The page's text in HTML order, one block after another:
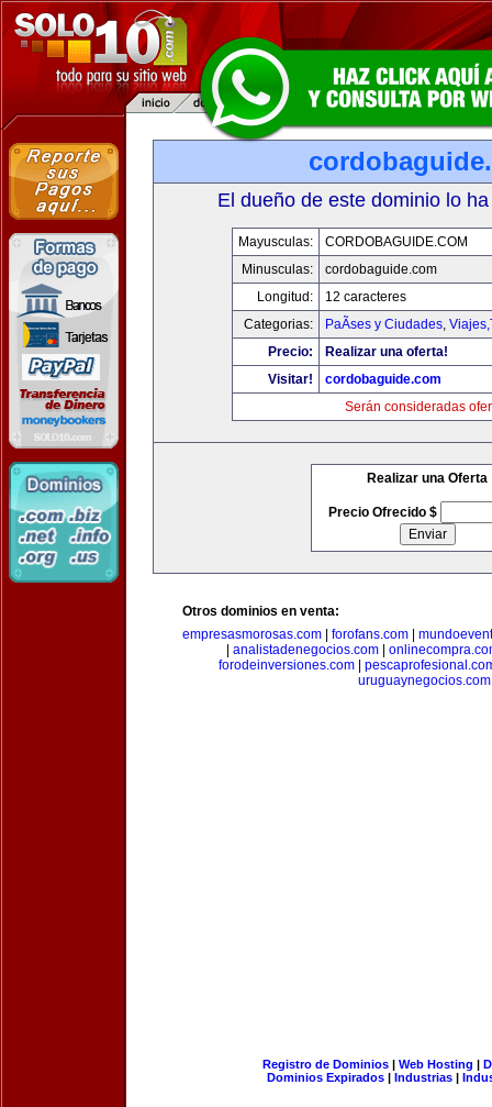
El dueño de este dominio lo
Mayusculas:
CORDOBAGUIDE.COM
Minusculas:
cordobaguide.com
Longitud:
12 caracteres
Categorias:
PaÃ­ses y Ciudades,
Precio:
Realizar una oferta!
Visitar!
cordobaguide.com
Serán consideradas
Realizar una Oferta
Precio Ofrecido $
Otros dominios en venta:
empresasmorosas.com
forofans.com
analistadenegocios.com
forodeinversiones.com
uruguaynegocios.com
Registro de Dominios| Web Hosting |
Dominios Expirados | Industrias |